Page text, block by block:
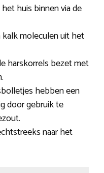
huis binnen via de
moleculen uit het
harskorrels bezet met
hebben een
door gebruik te
naar het